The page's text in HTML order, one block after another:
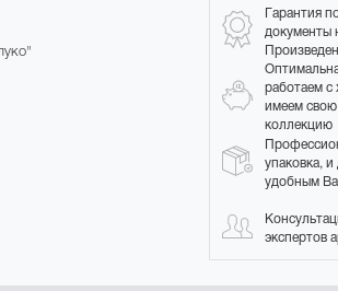
Гарантия
документы
работаем
имеем
коллекцию
упаковка, и
удобным
экспертов